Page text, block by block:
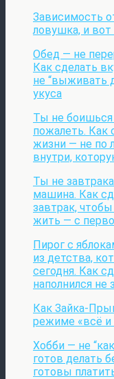
Зависимость
ловушка, и
Обед — не
Как сделать
не “выживать
укуса
Ты не
пожалеть. Как
жизни — не по
внутри,
Ты не
машина. Как
завтрак,
жить — с
Пирог с
из детства,
сегодня. Как
наполнился не
Как Зайка-
режиме «всё и
Хобби — не
готов делать
готовы